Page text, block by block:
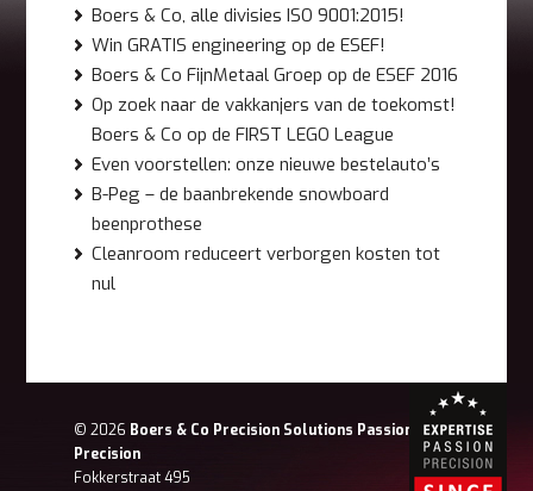
Boers & Co, alle divisies ISO 9001:2015!
Win GRATIS engineering op de ESEF!
Boers & Co FijnMetaal Groep op de ESEF 2016
Op zoek naar de vakkanjers van de toekomst!
Boers & Co op de FIRST LEGO League
Even voorstellen: onze nieuwe bestelauto’s
B-Peg – de baanbrekende snowboard
beenprothese
Cleanroom reduceert verborgen kosten tot
nul
© 2026 Boers & Co Precision Solutions Passion for
Precision
Fokkerstraat 495